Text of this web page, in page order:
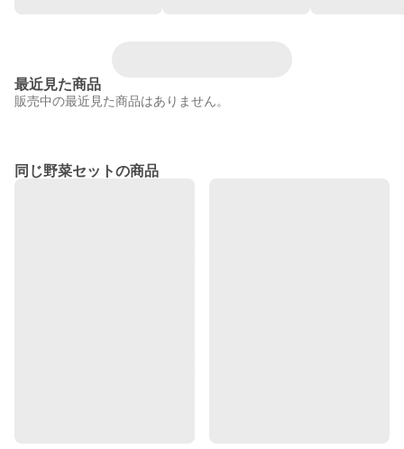
最近見た商品
販売中の最近見た商品はありません。
同じ野菜セットの商品